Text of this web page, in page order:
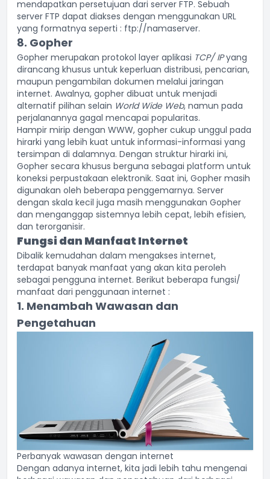
mendapatkan persetujuan dari server FTP. Sebuah
server FTP dapat diakses dengan menggunakan URL
yang formatnya seperti : ftp://namaserver.
8. Gopher
Gopher merupakan protokol layer aplikasi TCP/ IPyang
dirancang khusus untuk keperluan distribusi, pencarian,
maupun pengambilan dokumen melalui jaringan
internet. Awalnya, gopher dibuat untuk menjadi
alternatif pilihan selain World Wide Web, namun pada
perjalanannya gagal mencapai popularitas.
Hampir mirip dengan WWW, gopher cukup unggul pada
hirarki yang lebih kuat untuk informasi-informasi yang
tersimpan di dalamnya. Dengan struktur hirarki ini,
Gopher secara khusus berguna sebagai platform untuk
koneksi perpustakaan elektronik. Saat ini, Gopher masih
digunakan oleh beberapa penggemarnya. Server
dengan skala kecil juga masih menggunakan Gopher
dan menganggap sistemnya lebih cepat, lebih efisien,
dan terorganisir.
Fungsi dan Manfaat Internet
Dibalik kemudahan dalam mengakses internet,
terdapat banyak manfaat yang akan kita peroleh
sebagai pengguna internet. Berikut beberapa fungsi/
manfaat dari penggunaan internet :
1. Menambah Wawasan dan
Pengetahuan
Perbanyak wawasan dengan internet
Dengan adanya internet, kita jadi lebih tahu mengenai